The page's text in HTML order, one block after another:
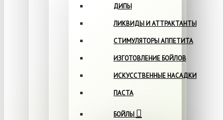
ДИПЫ
ЛИКВИДЫ И АТТРАКТАНТЫ
СТИМУЛЯТОРЫ АППЕТИТА
ИЗГОТОВЛЕНИЕ БОЙЛОВ
ИСКУССТВЕННЫЕ НАСАДКИ
ПАСТА
БОЙЛЫ